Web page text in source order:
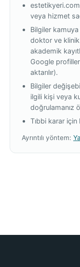
veya hizmet
Bilgiler
doktor ve
akademik
Google
aktarılır).
Bilgiler
ilgili kişi veya
doğrulamanız
Tıbbi karar için
Ayrıntılı yöntem: